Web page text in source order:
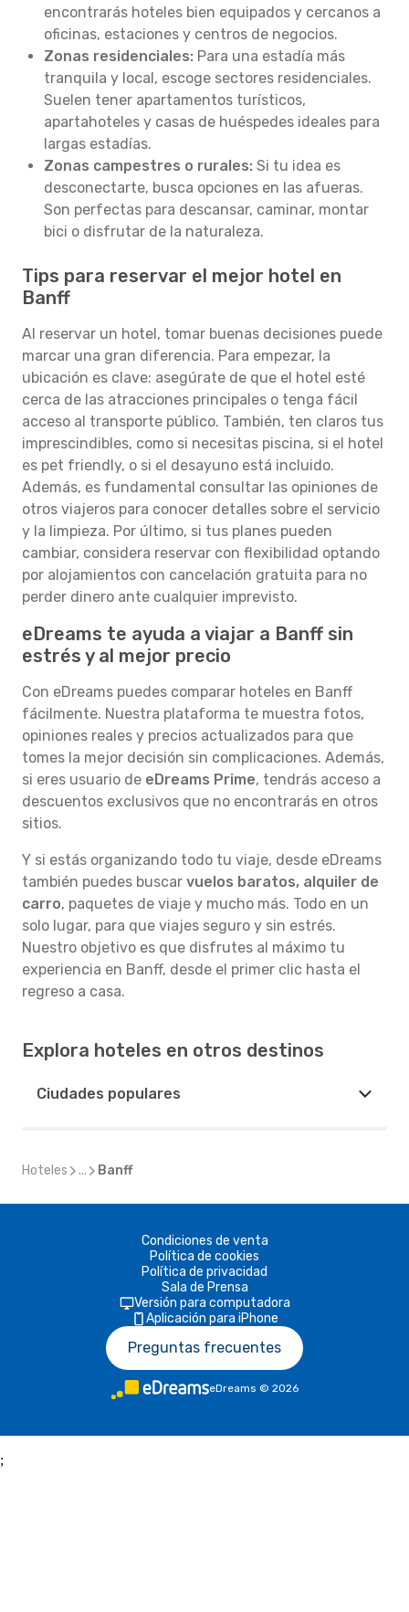
encontrarás hoteles bien equipados y cercanos a
oficinas, estaciones y centros de negocios.
Zonas residenciales: Para una estadía más
tranquila y local, escoge sectores residenciales.
Suelen tener apartamentos turísticos,
apartahoteles y casas de huéspedes ideales para
largas estadías.
Zonas campestres o rurales: Si tu idea es
desconectarte, busca opciones en las afueras.
Son perfectas para descansar, caminar, montar
bici o disfrutar de la naturaleza.
Tips para reservar el mejor hotel en
Banff
Al reservar un hotel, tomar buenas decisiones puede
marcar una gran diferencia. Para empezar, la
ubicación es clave: asegúrate de que el hotel esté
cerca de las atracciones principales o tenga fácil
acceso al transporte público. También, ten claros tus
imprescindibles, como si necesitas piscina, si el hotel
es pet friendly, o si el desayuno está incluido.
Además, es fundamental consultar las opiniones de
otros viajeros para conocer detalles sobre el servicio
y la limpieza. Por último, si tus planes pueden
cambiar, considera reservar con flexibilidad optando
por alojamientos con cancelación gratuita para no
perder dinero ante cualquier imprevisto.
eDreams te ayuda a viajar a Banff sin
estrés y al mejor precio
Con eDreams puedes comparar hoteles en Banff
fácilmente. Nuestra plataforma te muestra fotos,
opiniones reales y precios actualizados para que
tomes la mejor decisión sin complicaciones. Además,
si eres usuario de eDreams Prime, tendrás acceso a
descuentos exclusivos que no encontrarás en otros
sitios.
Y si estás organizando todo tu viaje, desde eDreams
también puedes buscar vuelos baratos, alquiler de
carro, paquetes de viaje y mucho más. Todo en un
solo lugar, para que viajes seguro y sin estrés.
Nuestro objetivo es que disfrutes al máximo tu
experiencia en Banff, desde el primer clic hasta el
regreso a casa.
Explora hoteles en otros destinos
Ciudades populares
Hoteles ... Banff
Condiciones de venta
Política de cookies
Política de privacidad
Sala de Prensa
Versión para computadora
Aplicación para iPhone
Preguntas frecuentes
eDreams © 2026
;